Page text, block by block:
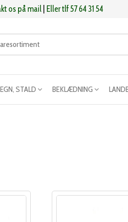
os på mail Eller tlf 57 64 31 54
STALD BEKLÆDNING